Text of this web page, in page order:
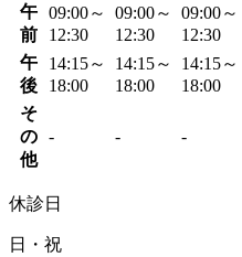
午
前
09:00～
12:30
09:00～
12:30
09:00～
12:30
午
後
14:15～
18:00
14:15～
18:00
14:15～
18:00
そ
の
他
- - -
休診日
日・祝